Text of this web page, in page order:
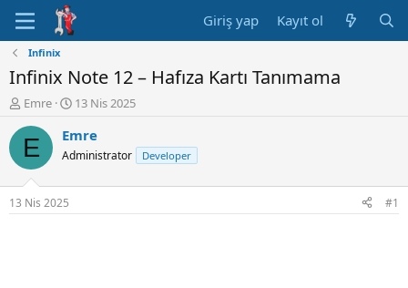
Giriş yap Kayıt ol
Infinix
Infinix Note 12 – Hafıza Kartı Tanımama
K
n
u
y
u
B
a
Emre
B
ş
l
n
ı
13 Nis 2025
E Emre
Administrator Developer
13 Nis 2025 #1